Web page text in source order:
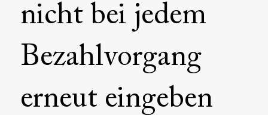
nicht bei jedem
Bezahlvorgang
erneut eingeben